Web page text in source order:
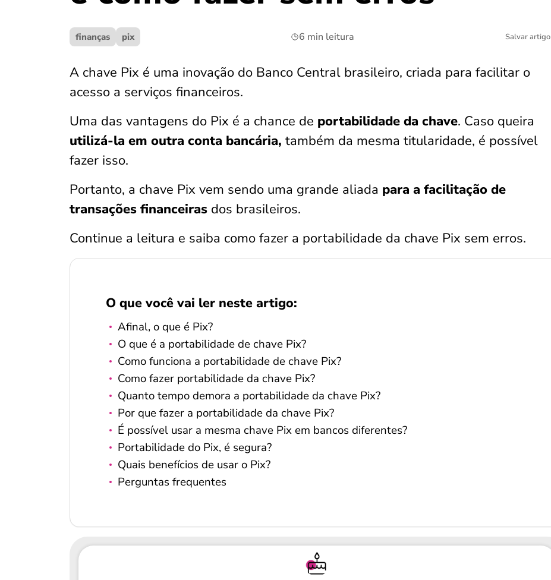
finanças pix 6 min leitura Salvar artigo
A chave Pix é uma inovação do Banco Central brasileiro, criada para facilitar o
acesso a serviços financeiros.
Uma das vantagens do Pix é a chance de portabilidade da chave. Caso queira
utilizá-la em outra conta bancária, também da mesma titularidade, é possível
fazer isso.
Portanto, a chave Pix vem sendo uma grande aliada para a facilitação de
transações financeiras dos brasileiros.
Continue a leitura e saiba como fazer a portabilidade da chave Pix sem erros.
O que você vai ler neste artigo:
Afinal, o que é Pix?
O que é a portabilidade de chave Pix?
Como funciona a portabilidade de chave Pix?
Como fazer portabilidade da chave Pix?
Quanto tempo demora a portabilidade da chave Pix?
Por que fazer a portabilidade da chave Pix?
É possível usar a mesma chave Pix em bancos diferentes?
Portabilidade do Pix, é segura?
Quais benefícios de usar o Pix?
Perguntas frequentes